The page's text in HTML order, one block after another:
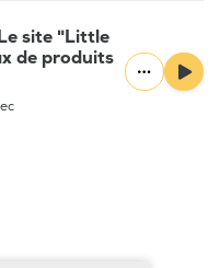
site "Little
de produits